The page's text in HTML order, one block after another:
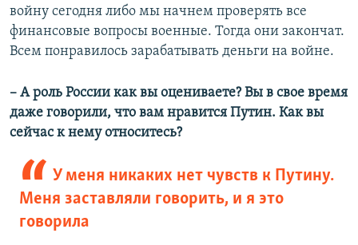
войну сегодня либо мы начнем проверять все
финансовые вопросы военные. Тогда они закончат.
Всем понравилось зарабатывать деньги на войне.
– А роль России как вы оцениваете? Вы в свое время
даже говорили, что вам нравится Путин. Как вы
сейчас к нему относитесь?
У меня никаких нет чувств к Путину.
Меня заставляли говорить, и я это
говорила